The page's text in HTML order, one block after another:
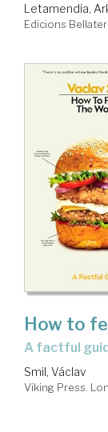
Letamendia,
Edicions
How to
a factful
Smil, Václav
Viking Press.